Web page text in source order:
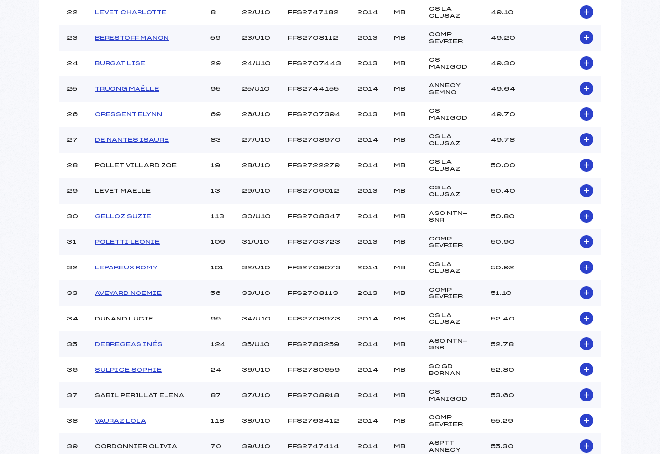
22 LEVET CHARLOTTE 8 22/U10 FFS2747182 2014 MB
CS LA
CLUSAZ
49.10
23 BERESTOFF MANON 59 23/U10 FFS2708112 2013 MB
COMP
SEVRIER
49.20
24 BURGAT LISE 29 24/U10 FFS2707443 2013 MB
CS
MANIGOD
49.30
25 TRUONG MAËLLE 95 25/U10 FFS2744155 2014 MB
ANNECY
SEMNO
49.64
26 CRESSENT ELYNN 69 26/U10 FFS2707394 2013 MB
CS
MANIGOD
49.70
27 DE NANTES ISAURE 83 27/U10 FFS2708970 2014 MB
CS LA
CLUSAZ
49.78
28 POLLET VILLARD ZOE 19 28/U10 FFS2722279 2014 MB
CS LA
CLUSAZ
50.00
29 LEVET MAELLE 13 29/U10 FFS2709012 2013 MB
CS LA
CLUSAZ
50.40
30 GELLOZ SUZIE 113 30/U10 FFS2708347 2014 MB
ASO NTN-
SNR
50.80
31 POLETTI LEONIE 109 31/U10 FFS2703723 2013 MB
COMP
SEVRIER
50.90
32 LEPAREUX ROMY 101 32/U10 FFS2709073 2014 MB
CS LA
CLUSAZ
50.92
33 AVEYARD NOEMIE 56 33/U10 FFS2708113 2013 MB
COMP
SEVRIER
51.10
34 DUNAND LUCIE 99 34/U10 FFS2708973 2014 MB
CS LA
CLUSAZ
52.40
35 DEBREGEAS INÉS 124 35/U10 FFS2783259 2014 MB
ASO NTN-
SNR
52.78
36 SULPICE SOPHIE 24 36/U10 FFS2780659 2014 MB
SC GD
BORNAN
52.80
37 SABIL PERILLAT ELENA 87 37/U10 FFS2708918 2014 MB
CS
MANIGOD
53.60
38 VAURAZ LOLA 118 38/U10 FFS2763412 2014 MB
COMP
SEVRIER
55.29
39 CORDONNIER OLIVIA 70 39/U10 FFS2747414 2014 MB
ASPTT
ANNECY
55.30